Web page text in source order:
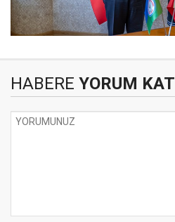
HABERE YORUM KAT